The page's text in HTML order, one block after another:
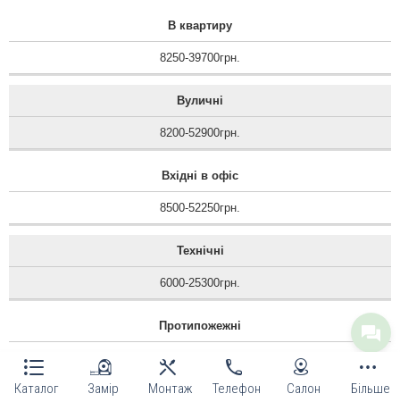
Каталог Замір Монтаж Телефон Салон Більше
В квартиру
8250-39700грн.
Вуличні
8200-52900грн.
Вхідні в офіс
8500-52250грн.
Технічні
6000-25300грн.
Протипожежні
12100-14400грн.